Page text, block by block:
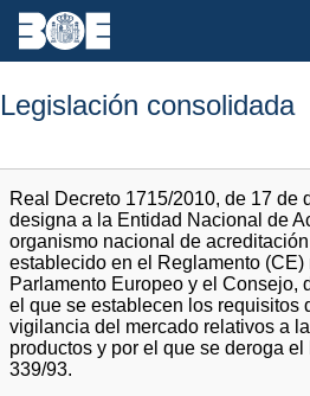
Legislación consolidada
Real Decreto 1715/2010, de 17 de
designa a la Entidad Nacional de
organismo nacional de
establecido en el Reglamento (CE)
Parlamento Europeo y el Consejo,
el que se establecen los requisitos
vigilancia del mercado relativos a
productos y por el que se deroga
339/93.